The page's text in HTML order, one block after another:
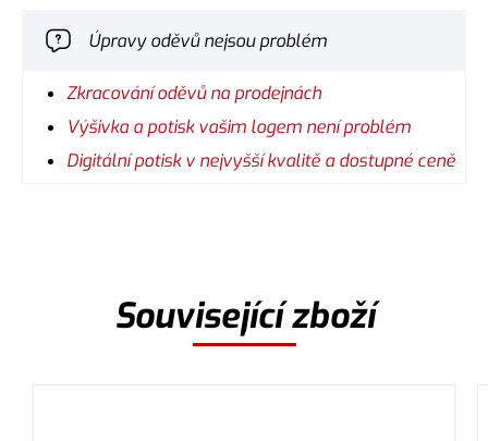
Úpravy oděvů nejsou problém
Zkracování oděvů na prodejnách
Výšivka a potisk vašim logem není problém
Digitální potisk v nejvyšší kvalitě a dostupné ceně
Související zboží